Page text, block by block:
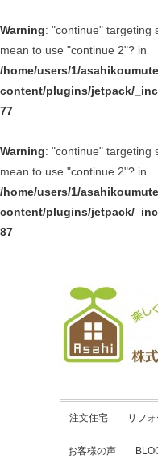
Warning: "continue" targeting
mean to use "continue 2"? in
/home/users/1/
content/plugins/jetpack/
77
Warning: "continue" targeting
mean to use "continue 2"? in
/home/users/1/
content/plugins/jetpack/
87
注文住宅 リフ
お客様の声